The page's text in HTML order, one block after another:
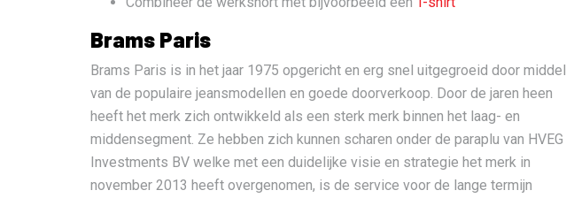
Brams Paris
Brams Paris is in het jaar 1975 opgericht en erg snel uitgegroeid door middel
van de populaire jeansmodellen en goede doorverkoop. Door de jaren heen
heeft het merk zich ontwikkeld als een sterk merk binnen het laag- en
middensegment. Ze hebben zich kunnen scharen onder de paraplu van HVEG
Investments BV welke met een duidelijke visie en strategie het merk in
november 2013 heeft overgenomen, is de service voor de lange termijn